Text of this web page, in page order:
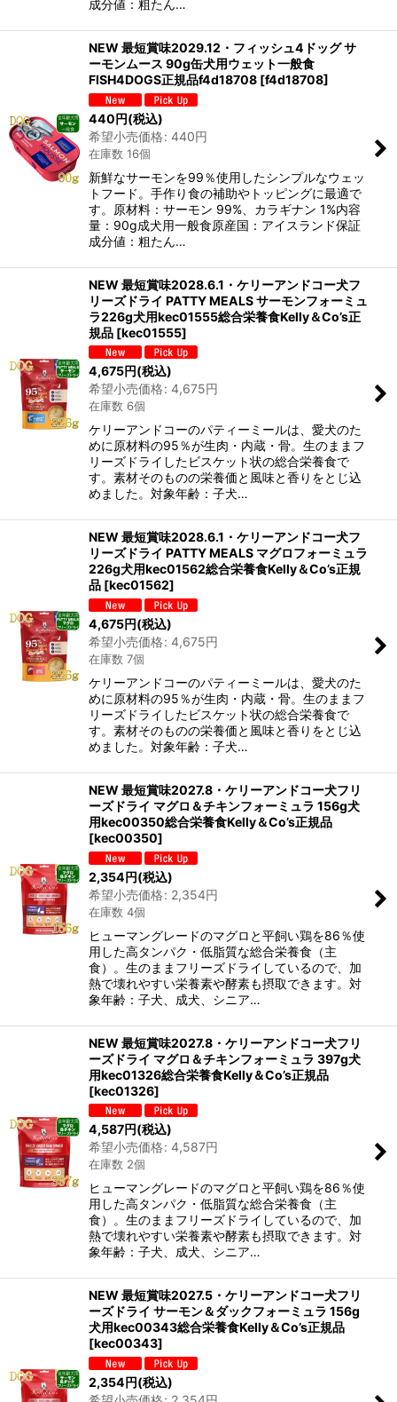
成分値：粗たん…
NEW 最短賞味2029.12・フィッシュ4ドッグ サ
ーモンムース 90g缶犬用ウェット一般食
FISH4DOGS正規品f4d18708 [f4d18708]
440円(税込)
希望小売価格: 440円
在庫数 16個
新鮮なサーモンを99％使用したシンプルなウェッ
トフード。手作り食の補助やトッピングに最適で
す。原材料：サーモン 99%、カラギナン 1%内容
量：90g成犬用一般食原産国：アイスランド保証
成分値：粗たん…
NEW 最短賞味2028.6.1・ケリーアンドコー犬フ
リーズドライ PATTY MEALS サーモンフォーミュ
ラ226g犬用kec01555総合栄養食Kelly＆Co’s正
規品 [kec01555]
4,675円(税込)
希望小売価格: 4,675円
在庫数 6個
ケリーアンドコーのパティーミールは、愛犬のた
めに原材料の95％が生肉・内蔵・骨。生のままフ
リーズドライしたビスケット状の総合栄養食で
す。素材そのものの栄養価と風味と香りをとじ込
めました。対象年齢：子犬…
NEW 最短賞味2028.6.1・ケリーアンドコー犬フ
リーズドライ PATTY MEALS マグロフォーミュラ
226g犬用kec01562総合栄養食Kelly＆Co’s正規
品 [kec01562]
4,675円(税込)
希望小売価格: 4,675円
在庫数 7個
ケリーアンドコーのパティーミールは、愛犬のた
めに原材料の95％が生肉・内蔵・骨。生のままフ
リーズドライしたビスケット状の総合栄養食で
す。素材そのものの栄養価と風味と香りをとじ込
めました。対象年齢：子犬…
NEW 最短賞味2027.8・ケリーアンドコー犬フリ
ーズドライ マグロ＆チキンフォーミュラ 156g犬
用kec00350総合栄養食Kelly＆Co’s正規品
[kec00350]
2,354円(税込)
希望小売価格: 2,354円
在庫数 4個
ヒューマングレードのマグロと平飼い鶏を86％使
用した高タンパク・低脂質な総合栄養食（主
食）。生のままフリーズドライしているので、加
熱で壊れやすい栄養素や酵素も摂取できます。対
象年齢：子犬、成犬、シニア…
NEW 最短賞味2027.8・ケリーアンドコー犬フリ
ーズドライ マグロ＆チキンフォーミュラ 397g犬
用kec01326総合栄養食Kelly＆Co’s正規品
[kec01326]
4,587円(税込)
希望小売価格: 4,587円
在庫数 2個
ヒューマングレードのマグロと平飼い鶏を86％使
用した高タンパク・低脂質な総合栄養食（主
食）。生のままフリーズドライしているので、加
熱で壊れやすい栄養素や酵素も摂取できます。対
象年齢：子犬、成犬、シニア…
NEW 最短賞味2027.5・ケリーアンドコー犬フリ
ーズドライ サーモン＆ダックフォーミュラ 156g
犬用kec00343総合栄養食Kelly＆Co’s正規品
[kec00343]
2,354円(税込)